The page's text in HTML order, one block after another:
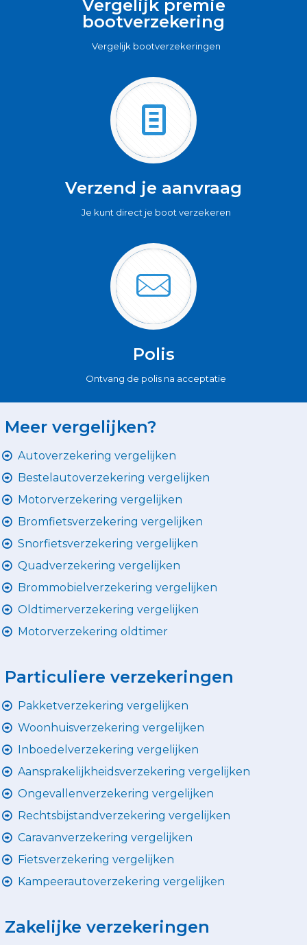
Vergelijk premie
bootverzekering
Vergelijk bootverzekeringen
Verzend je aanvraag
Je kunt direct je boot verzekeren
Polis
Ontvang de polis na acceptatie
Meer vergelijken?
Autoverzekering vergelijken
Bestelautoverzekering vergelijken
Motorverzekering vergelijken
Bromfietsverzekering vergelijken
Snorfietsverzekering vergelijken
Quadverzekering vergelijken
Brommobielverzekering vergelijken
Oldtimerverzekering vergelijken
Motorverzekering oldtimer
Particuliere verzekeringen
Pakketverzekering vergelijken
Woonhuisverzekering vergelijken
Inboedelverzekering vergelijken
Aansprakelijkheidsverzekering vergelijken
Ongevallenverzekering vergelijken
Rechtsbijstandverzekering vergelijken
Caravanverzekering vergelijken
Fietsverzekering vergelijken
Kampeerautoverzekering vergelijken
Zakelijke verzekeringen